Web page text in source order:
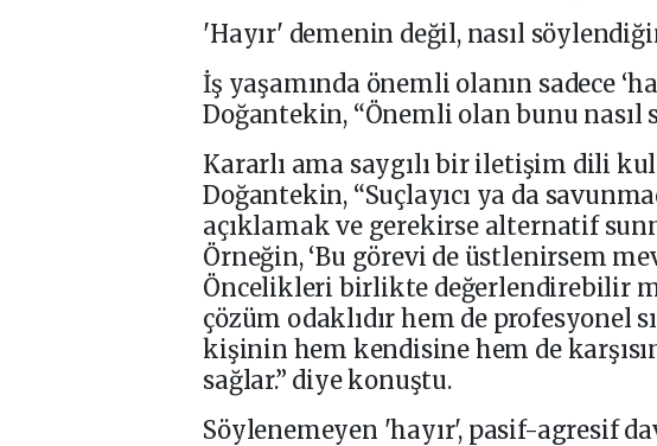
'Hayır' demenin değil, nasıl
İş yaşamında önemli olanın sadece
Doğantekin, “Önemli olan bunu nasıl
Kararlı ama saygılı bir iletişim dili
Doğantekin, “Suçlayıcı ya da
açıklamak ve gerekirse alternatif
Örneğin, ‘Bu görevi de üstlenirsem
Öncelikleri birlikte değerlendirebilir
çözüm odaklıdır hem de profesyonel
kişinin hem kendisine hem de
sağlar.” diye konuştu.
Söylenemeyen 'hayır', pasif-agresif